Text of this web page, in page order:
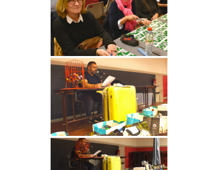
Vous pouvez aussi envoyer un chèque à l’ordre de Terre
des Enfants, chez Mme Poulet, 165 rue Jean Monnet,
30310 VERGEZE
ou nous réclamer un rib si vous souhaitez faire un
virement ( à contact@terredesenfants.fr)